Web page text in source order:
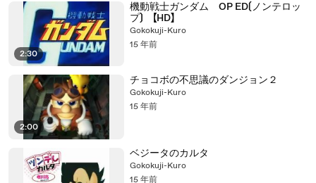
2:30
機動戦士ガンダム OP ED〔ノンテロッ
プ〕 【HD】
Gokokuji-Kuro
15 年前
2:00
チョコボの不思議のダンジョン２
Gokokuji-Kuro
15 年前
ベジータのカルタ
Gokokuji-Kuro
15 年前